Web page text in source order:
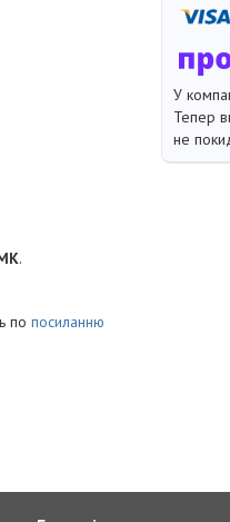
У
Тепер
не
.
по посиланню